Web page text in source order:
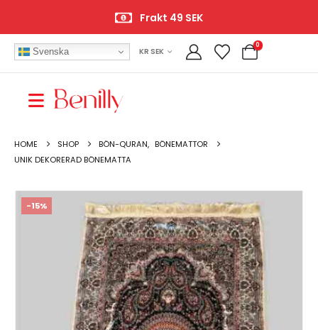
Frakt 49 SEK
Svenska KR SEK
0
HOME SHOP BÖN-QURAN, BÖNEMATTOR
UNIK DEKORERAD BÖNEMATTA
-15%